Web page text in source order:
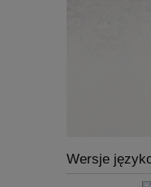
Wersje